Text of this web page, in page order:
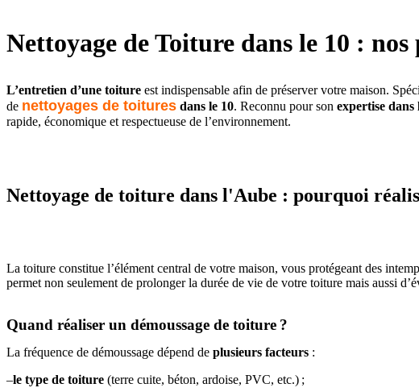
Nettoyage de Toiture dans le 10 :
L’entretien d’une toiture est indispensable afin de préserver votre maison.
de nettoyages de toitures dans le 10. Reconnu pour son expertise dans
rapide, économique et respectueuse de l’environnement.
Nettoyage de toiture dans l'Aube : pourquoi
La toiture constitue l’élément central de votre maison, vous protégeant des
permet non seulement de prolonger la durée de vie de votre toiture mais aussi
Quand réaliser un démoussage de toiture ?
La fréquence de démoussage dépend de plusieurs facteurs :
–le type de toiture (terre cuite, béton, ardoise, PVC, etc.) ;